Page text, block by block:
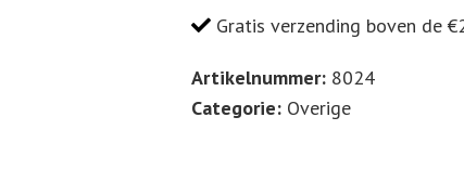
Grijs
x
boven
Gratis verzending boven de
Artikelnummer: 8024
Categorie: Overige